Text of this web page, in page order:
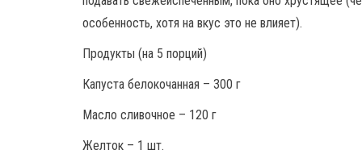
особенность, хотя на вкус это не влияет).
Продукты (на 5 порций)
Капуста белокочанная – 300 г
Масло сливочное – 120 г
Желток – 1 шт.